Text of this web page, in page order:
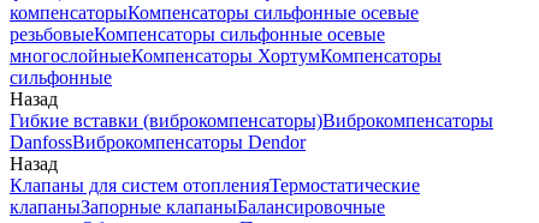
компенсаторыКомпенсаторы сильфонные осевые
резьбовыеКомпенсаторы сильфонные осевые
многослойныеКомпенсаторы ХортумКомпенсаторы
сильфонные
Назад
Гибкие вставки (виброкомпенсаторы)Виброкомпенсаторы
DanfossВиброкомпенсаторы Dendor
Назад
Клапаны для систем отопленияТермостатические
клапаныЗапорные клапаныБалансировочные